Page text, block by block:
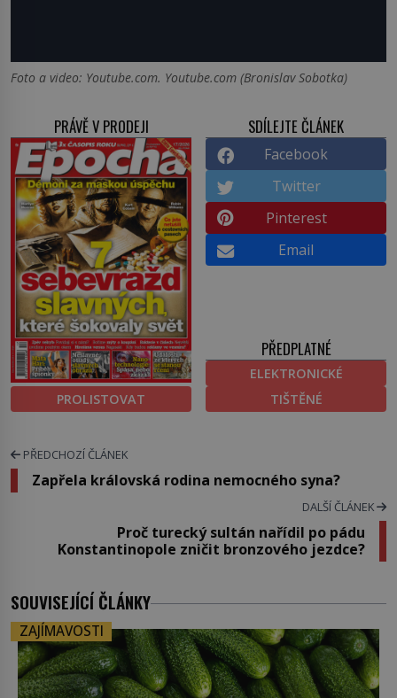
Foto a video: Youtube.com. Youtube.com (Bronislav Sobotka)
PRÁVĚ V PRODEJI
PROLISTOVAT
SDÍLEJTE ČLÁNEK
Facebook
Twitter
Pinterest
Email
PŘEDPLATNÉ
ELEKTRONICKÉ
TIŠTĚNÉ
PŘEDCHOZÍ ČLÁNEK
Zapřela královská rodina nemocného syna?
DALŠÍ ČLÁNEK
Proč turecký sultán nařídil po pádu
Konstantinopole zničit bronzového jezdce?
SOUVISEJÍCÍ ČLÁNKY
ZAJÍMAVOSTI